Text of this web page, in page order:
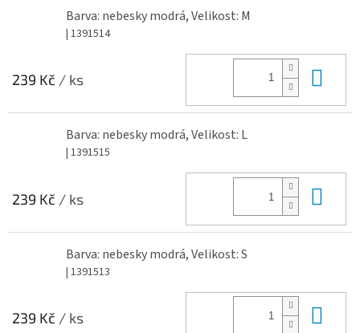
Barva: nebesky modrá, Velikost: M
| 1391514
239 Kč / ks
Barva: nebesky modrá, Velikost: L
| 1391515
239 Kč / ks
Barva: nebesky modrá, Velikost: S
| 1391513
239 Kč / ks